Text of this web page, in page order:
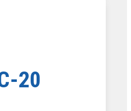
20